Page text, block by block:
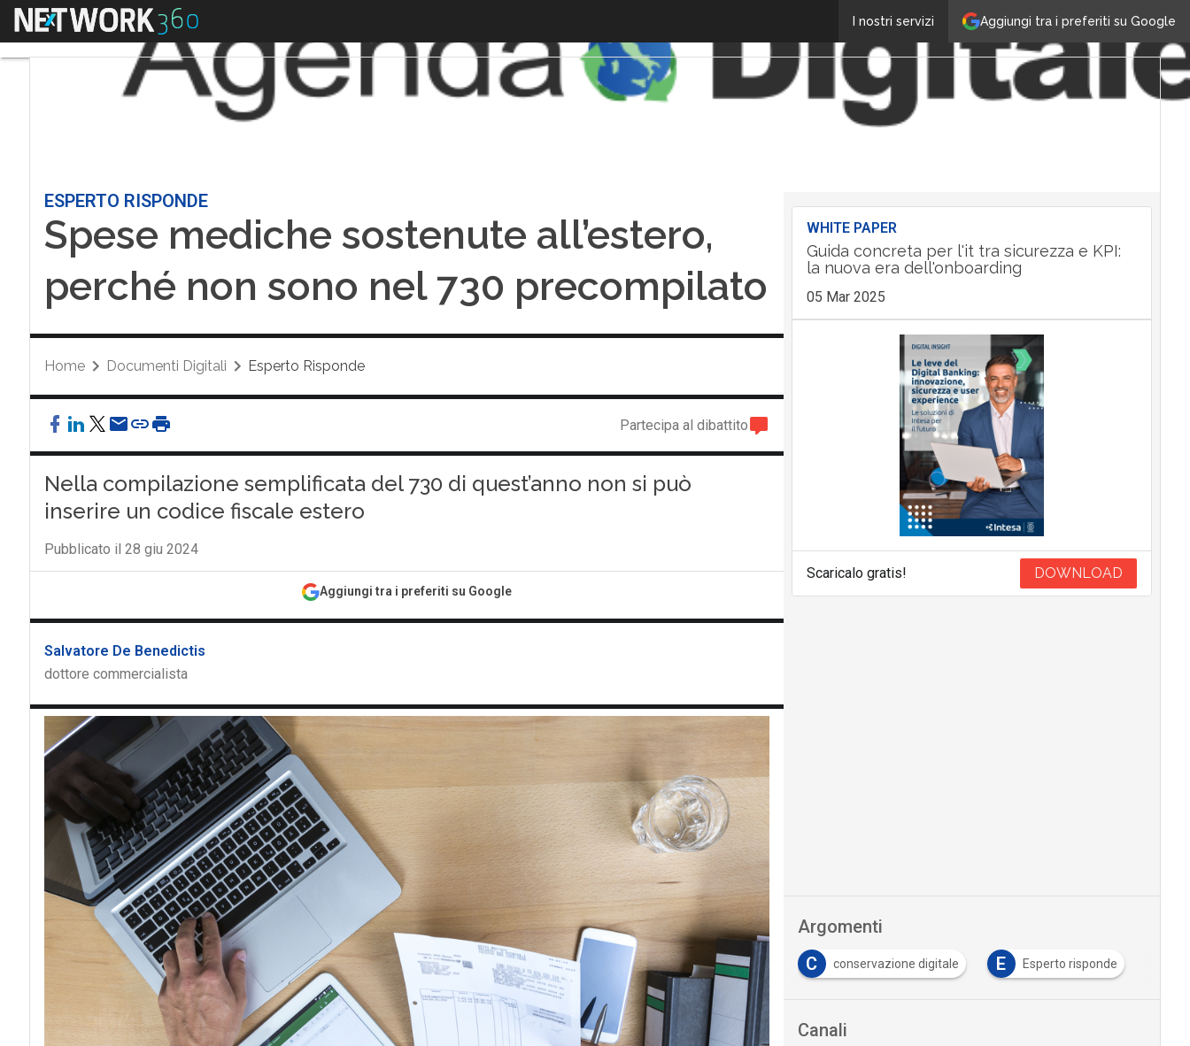
Aggiungi tra i preferiti su Google
I nostri servizi
Menu
ESPERTO RISPONDE
Spese mediche sostenute all’estero,
perché non sono nel 730 precompilato
Home Documenti Digitali Esperto Risponde
Partecipa al dibattito
Nella compilazione semplificata del 730 di quest’anno non si può
inserire un codice fiscale estero
Pubblicato il 28 giu 2024
Aggiungi tra i preferiti su Google
Salvatore De Benedictis
dottore commercialista
WHITE PAPER
Guida concreta per l'it tra sicurezza e KPI:
la nuova era dell'onboarding
05 Mar 2025
Scaricalo gratis! DOWNLOAD
Argomenti
C
conservazione digitale E Esperto risponde
Canali